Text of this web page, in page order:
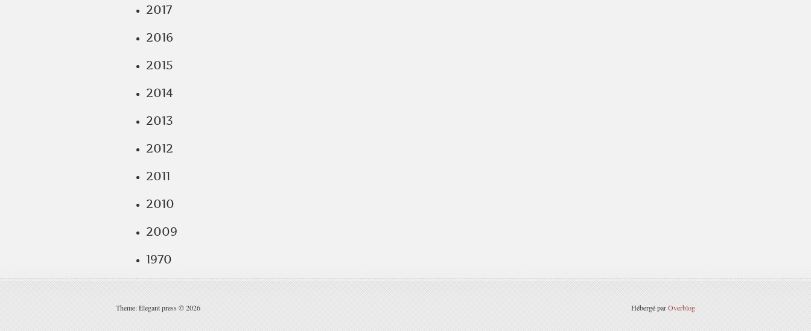
2017
2016
2015
2014
2013
2012
2011
2010
2009
1970
Theme: Elegant press © 2026 Hébergé parOverblog